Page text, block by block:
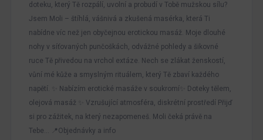
doteku, který Tě rozpálí, uvolní a probudí v Tobě mužskou sílu?
Jsem Moli – štíhlá, vášnivá a zkušená masérka, která Ti
nabídne víc než jen obyčejnou erotickou masáž. Moje dlouhé
nohy v síťovaných punčoškách, odvážné pohledy a šikovné
ruce Tě přivedou na vrchol extáze. Nech se zlákat ženskostí,
vůní mé kůže a smyslným rituálem, který Tě zbaví každého
napětí. ✨ Nabízím erotické masáže v soukromí✨ Doteky tělem,
olejová masáž ✨ Vzrušující atmosféra, diskrétní prostředí Přijď
si pro zážitek, na který nezapomeneš. Moli čeká právě na
Tebe… 📍Objednávky a info